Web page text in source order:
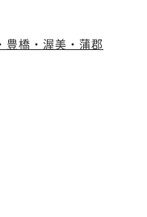
豊橋・渥美・蒲郡